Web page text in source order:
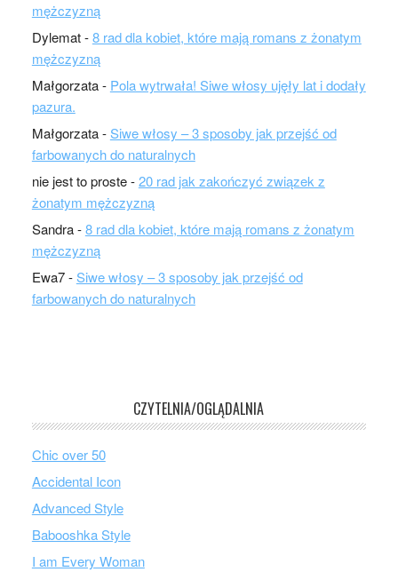
mężczyzną
Dylemat-8 rad dla kobiet, które mają romans z żonatym
mężczyzną
Małgorzata- Pola wytrwała! Siwe włosy ujęły lat i dodały
pazura.
Małgorzata-Siwe włosy – 3 sposoby jak przejść od
farbowanych do naturalnych
nie jest to proste-20 rad jak zakończyć związek z
żonatym mężczyzną
Sandra-8 rad dla kobiet, które mają romans z żonatym
mężczyzną
Ewa7-Siwe włosy – 3 sposoby jak przejść od
farbowanych do naturalnych
CZYTELNIA/OGLĄDALNIA
Chic over 50
Accidental Icon
Advanced Style
Babooshka Style
I am Every Woman